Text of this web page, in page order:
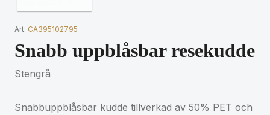
Art: CA395102795
Snabb uppblåsbar resekudde
Stengrå
Snabbuppblåsbar kudde tillverkad av 50% PET och